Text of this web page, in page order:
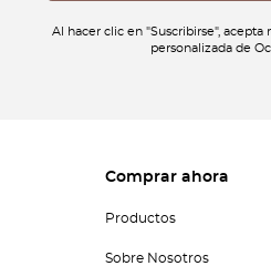
Al hacer clic en "Suscribirse",
personalizada de
Comprar ahora
Productos
Sobre Nosotros